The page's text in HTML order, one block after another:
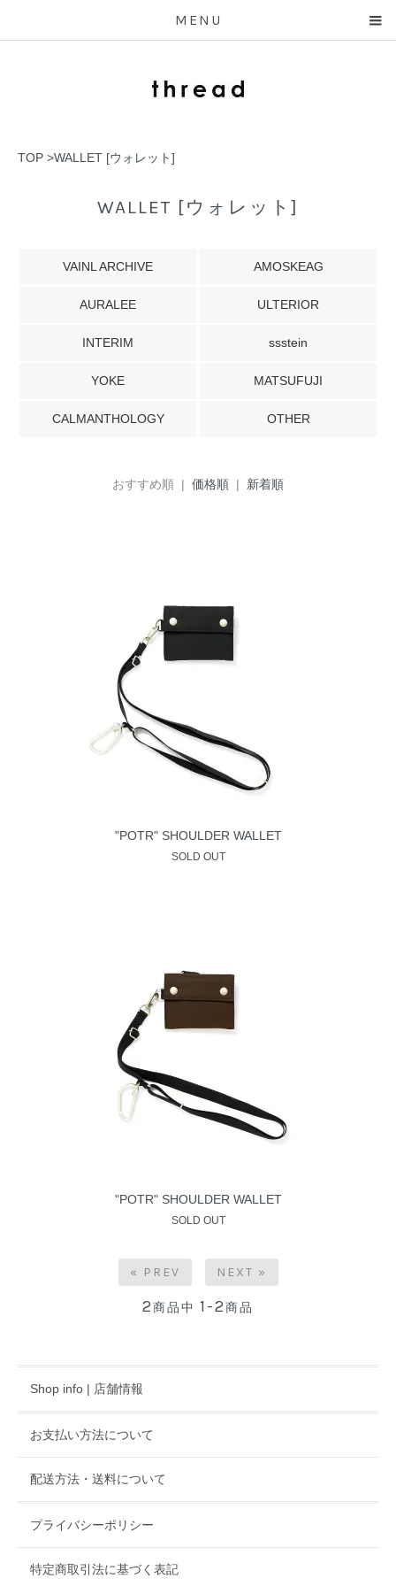
MENU
TOP >WALLET [ウォレット]
WALLET [ウォレット]
VAINL ARCHIVE AMOSKEAG
AURALEE ULTERIOR
INTERIM ssstein
YOKE MATSUFUJI
CALMANTHOLOGY OTHER
おすすめ順 | 価格順 | 新着順
"POTR" SHOULDER WALLET
SOLD OUT
"POTR" SHOULDER WALLET
SOLD OUT
« PREV NEXT »
2商品中 1-2商品
Shop info | 店舗情報
お支払い方法について
配送方法・送料について
プライバシーポリシー
特定商取引法に基づく表記